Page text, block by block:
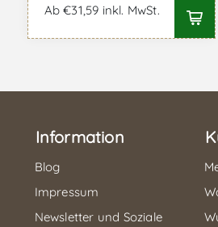
Ab €31,59 inkl. MwSt.
Information
Blog
Impressum
Newsletter und Soziale